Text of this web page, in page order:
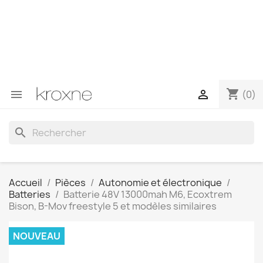
 shopping_cart (0)

search
Accueil Pièces
Autonomie et électronique
Batteries
Batterie 48V 13000mah M6, Ecoxtrem
Bison, B-Mov freestyle 5 et modèles similaires
NOUVEAU